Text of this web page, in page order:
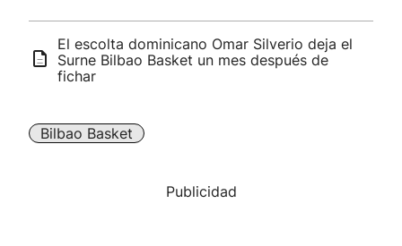
El escolta dominicano Omar Silverio deja el
Surne Bilbao Basket un mes después de
fichar
Bilbao Basket
Publicidad